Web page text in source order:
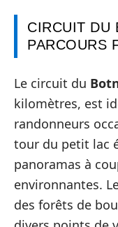
CIRCUIT DU
PARCOURS
Le circuit du
kilomètres, est
randonneurs
tour du petit lac
panoramas à
environnantes.
des forêts de